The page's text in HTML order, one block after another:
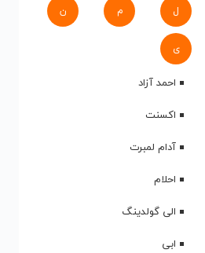
ل م ن
ی
احمد آزاد
اکسنت
آدام لمبرت
احلام
الی گولدینگ
ابی